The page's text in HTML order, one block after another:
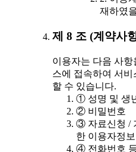
재하였
제 8 조 (계약사
이용자는 다음 사항
스에 접속하여 서
할 수 있습니다.
① 성명 및 생
② 비밀번호
③ 자료신청 /
한 이용자정보
④ 전화번호